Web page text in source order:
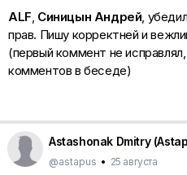
ALF, Синицын Андрей,
прав. Пишу корректней и
(первый коммент не
комментов в беседе)
Astashonak Dmitry
@astapus • 25 августа